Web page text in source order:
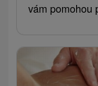
vám pomohou